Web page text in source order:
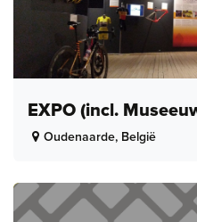
EXPO (incl.
Oudenaarde, België